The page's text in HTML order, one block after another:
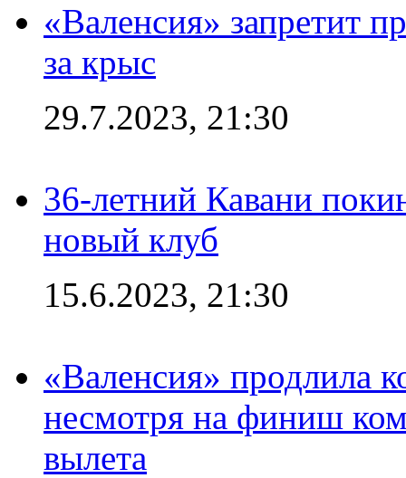
«Валенсия» запретит
за крыс
29.7.2023, 21:30
36-летний Кавани
новый клуб
15.6.2023, 21:30
«Валенсия» продлила
несмотря на финиш
вылета